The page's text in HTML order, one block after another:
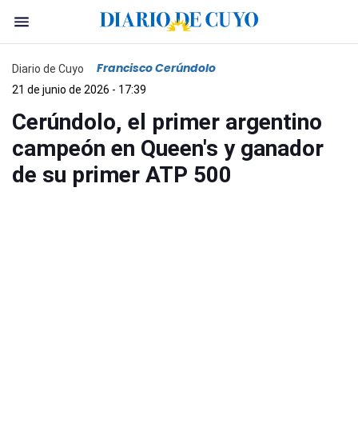
Diario de Cuyo Francisco Cerúndolo
21 de junio de 2026 - 17:39
Cerúndolo, el primer argentino
campeón en Queen's y ganador
de su primer ATP 500